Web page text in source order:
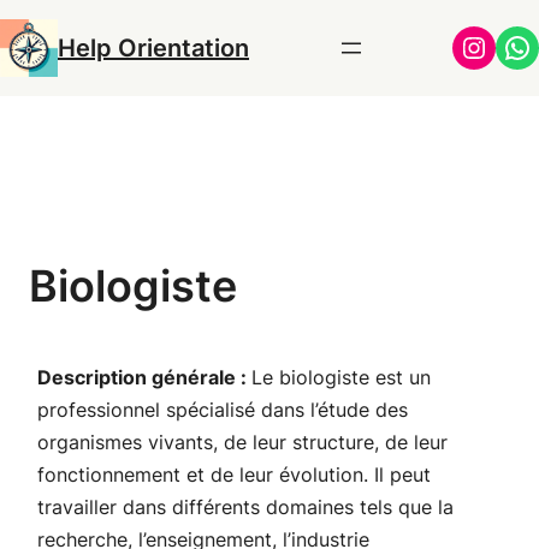
Aller
au
contenu
Help Orientation
Biologiste
Description générale : Le biologiste est un
professionnel spécialisé dans l’étude des
organismes vivants, de leur structure, de leur
fonctionnement et de leur évolution. Il peut
travailler dans différents domaines tels que la
recherche, l’enseignement, l’industrie